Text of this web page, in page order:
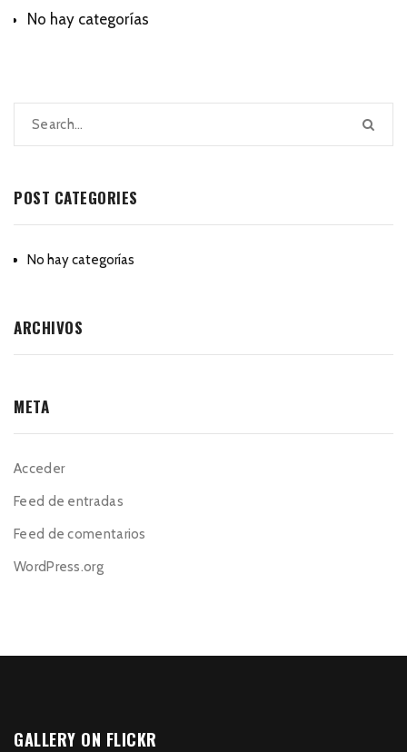
No hay categorías
POST CATEGORIES
No hay categorías
ARCHIVOS
META
Acceder
Feed de entradas
Feed de comentarios
WordPress.org
GALLERY ON FLICKR